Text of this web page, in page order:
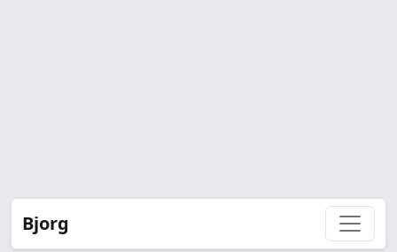
Bjorg